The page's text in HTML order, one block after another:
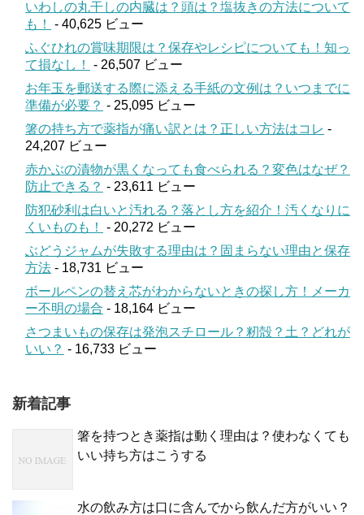
いわしの丸干しの内臓は？頭は？塩抜きの方法について
も！
- 40,625 ビュー
ふぐひれの賞味期限は？保存やレシピについても！知っ
て損なし！
- 26,507 ビュー
お年玉を郵送する際に添える手紙の文例は？いつまでに
準備が必要？ - 25,095 ビュー
箸の持ち方で薬指が痛い訳とは？正しい方法はコレ -
24,207 ビュー
赤かぶの漬物が黒くなっても食べられる？変色はなぜ？
防止できる？ - 23,611 ビュー
防犯砂利は白いと汚れる？落とし方を紹介！汚くなりに
くいものも！
- 20,272 ビュー
ぶどうジャムが失敗する理由は？固まらない理由と保存
方法 - 18,731 ビュー
ボールペンの替え芯がわからないときの探し方！メーカ
ー不明の場合 - 18,164 ビュー
さつまいもの保存は発泡スチロール？籾殻？土？どれが
いい？ - 16,733 ビュー
新着記事
箸を持つとき薬指は動く理由は？使わなくても
いい持ち方はこうする
水の飲み方は口に含んでから飲んだ方がいい？